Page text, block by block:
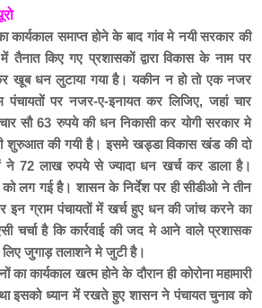
कार्यकाल समाप्त होने के बाद गांव मे नयी सरकार की
तैनात किए गए प्रशासकों द्वारा विकास के नाम पर
खूब धन लुटाया गया है। यकीन न हो तो एक नजर
पर नजर-ए-इनायत कर लिजिए, जहां चार
सौ 63 रुपये की धन निकासी कर योगी सरकार मे
शुरुआत की गयी है। इसमे खड्डा विकास खंड की दो
ने 72 लाख रुपये से ज्यादा धन खर्च कर डाला है।
लग गई है। शासन के निर्देश पर ही सीडीओ ने तीन
इन ग्राम पंचायतों में खर्च हुए धन की जांच करने का
चर्चा है कि कार्रवाई की जद मे आने वाले प्रशासक
जुगाड़ तलाशने मे जुटी है।
का कार्यकाल खत्म होने के दौरान ही कोरोना महामारी
इसको ध्यान में रखते हुए शासन ने पंचायत चुनाव को